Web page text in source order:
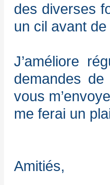
des diverses
un cil avant
J’améliore
demandes
vous
me ferai un
Amitiés,